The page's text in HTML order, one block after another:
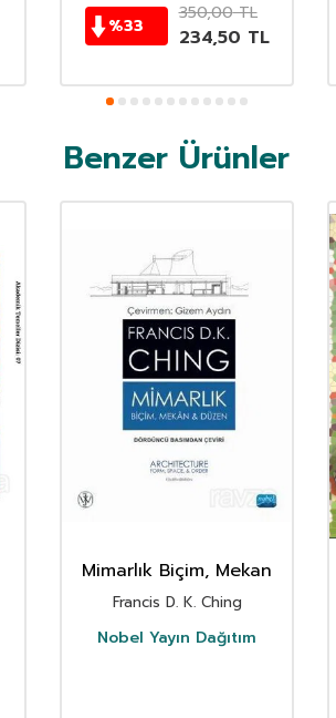
%33
350,00TL
234,50 TL
Benzer Ürünler
Mimarlık Biçim, Mekan
Francis D. K. Ching
Nobel Yayın Dağıtım